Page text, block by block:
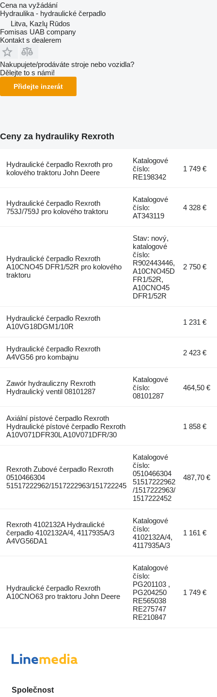
Cena na vyžádání
Hydraulika - hydraulické čerpadlo
Litva, Kazlų Rūdos
Fomisas UAB company
Kontakt s dealerem
Nakupujete/prodáváte stroje nebo vozidla?
Dělejte to s námi!
Přidejte inzerát
Ceny za hydrauliky Rexroth
Hydraulické čerpadlo Rexroth pro
kolového traktoru John Deere
Katalogové
číslo:
RE198342
1 749 €
Hydraulické čerpadlo Rexroth
753J/759J pro kolového traktoru
Katalogové
číslo:
AT343119
4 328 €
Hydraulické čerpadlo Rexroth
A10CNO45 DFR1/52R pro kolového
traktoru
Stav: nový,
katalogové
číslo:
R902443446,
A10CNO45D
FR1/52R,
A10CNO45
DFR1/52R
2 750 €
Hydraulické čerpadlo Rexroth
A10VG18DGM1/10R
1 231 €
Hydraulické čerpadlo Rexroth
A4VG56 pro kombajnu
2 423 €
Zawór hydrauliczny Rexroth
Hydraulický ventil 08101287
Katalogové
číslo:
08101287
464,50 €
Axiální pístové čerpadlo Rexroth
Hydraulické pístové čerpadlo Rexroth
A10V071DFR30L A10V071DFR/30
1 858 €
Rexroth Zubové čerpadlo Rexroth
0510466304
51517222962/1517222963/151722245
Katalogové
číslo:
0510466304
51517222962
/1517222963/
1517222452
487,70 €
Rexroth 4102132A Hydraulické
čerpadlo 4102132A/4, 4117935A/3
A4VG56DA1
Katalogové
číslo:
4102132A/4,
4117935A/3
1 161 €
Hydraulické čerpadlo Rexroth
A10CNO63 pro traktoru John Deere
Katalogové
číslo:
PG201103 ,
PG204250
RE565038
RE275747
RE210847
1 749 €
Společnost